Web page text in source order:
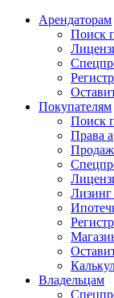
Арендаторам
Поиск
Покупателям
Поиск
Права
Владельцам